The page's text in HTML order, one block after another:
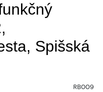
Spišská
RB009